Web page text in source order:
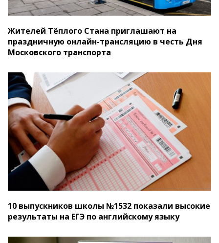
Жителей Тёплого Стана приглашают на
праздничную онлайн-трансляцию в честь Дня
Московского транспорта
10 выпускников школы №1532 показали высокие
результаты на ЕГЭ по английскому языку